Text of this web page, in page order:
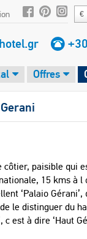
€
Offres
Gerani
côtier, paisible qui
15 kms à l
‘Palaio Gérani’,
le distinguer du
c est à dire ‘Haut